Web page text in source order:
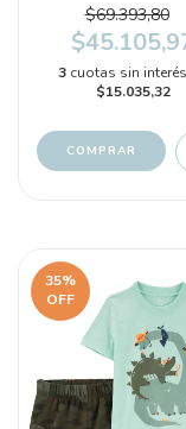
$69.393,80
3 cuotas sin
$15.035,32
COMPRAR
35%
OFF